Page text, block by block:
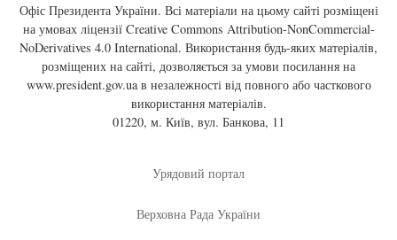
Офіс Президента України. Всі матеріали на цьому сайті розміщені
на умовах ліцензії Creative Commons Attribution-NonCommercial-
NoDerivatives 4.0 International. Використання будь-яких матеріалів,
розміщених на сайті, дозволяється за умови посилання на
www.president.gov.uaв незалежності від повного або часткового
використання матеріалів.
01220, м. Київ, вул. Банкова, 11
Урядовий портал
Верховна Рада України